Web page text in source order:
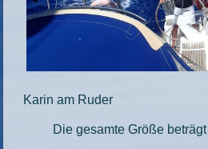
Karin am Ruder
Die gesamte Größe beträgt